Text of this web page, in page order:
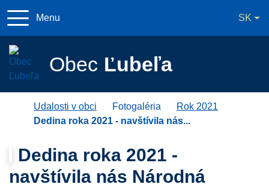
Menu
044 / 55 932 46
SK
Obec Ľubeľa
Úvodná stránka
Udalosti v obci Fotogaléria
Rok 2021
Dedina roka 2021 - navštívila nás...
Dedina roka 2021 -
navštívila nás Národná